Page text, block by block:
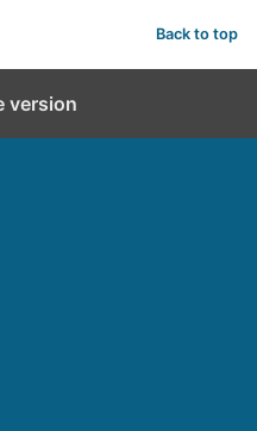
Back to top
version